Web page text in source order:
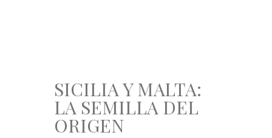
SICILIA Y MALTA:
LA SEMILLA DEL
ORIGEN